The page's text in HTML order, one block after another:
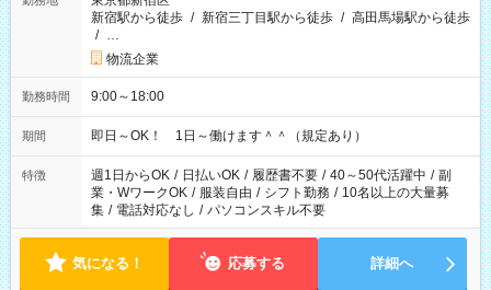
新宿駅から徒歩 / 新宿三丁目駅から徒歩 / 高田馬場駅から徒歩
/ …
物流企業
勤務時間 9:00～18:00
期間 即日～OK！ 1日～働けます＾＾（規定あり）
特徴 週1日からOK / 日払いOK / 履歴書不要 / 40～50代活躍中 / 副
業・WワークOK / 服装自由 / シフト勤務 / 10名以上の大量募
集 / 電話対応なし / パソコンスキル不要
気になる！ 応募する 詳細へ